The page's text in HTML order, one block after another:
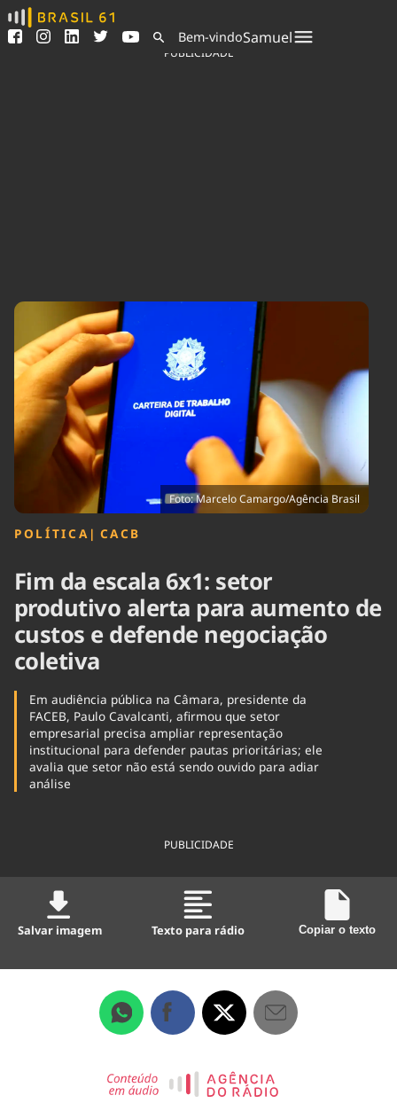
Ver todas as notícias
Podcasts
Indicadores
Agronegócios
Brasil
Brasil Mineral
Ciência &
Tecnologia
Cinema
Comportamento
Cultura
Economia
Infraestrutura
Meio Ambiente
Podcast
Política
Saúde
Tempo
Bem-vindoSamuel
PUBLICIDADE
Foto: Marcelo Camargo/Agência Brasil
POLÍTICA | ⁠CACB
Fim da escala 6x1: setor
produtivo alerta para aumento de
custos e defende negociação
coletiva
Em audiência pública na Câmara, presidente da
FACEB, Paulo Cavalcanti, afirmou que setor
empresarial precisa ampliar representação
institucional para defender pautas prioritárias; ele
avalia que setor não está sendo ouvido para adiar
análise
PUBLICIDADE
Salvar imagem Texto para rádio Copiar o texto